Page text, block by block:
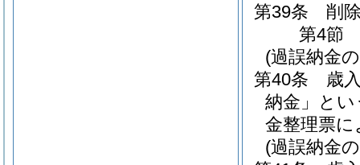
第39条
削
第4節
(過誤納金
第40条
歳
納金」とい
金整理票
(過誤納金